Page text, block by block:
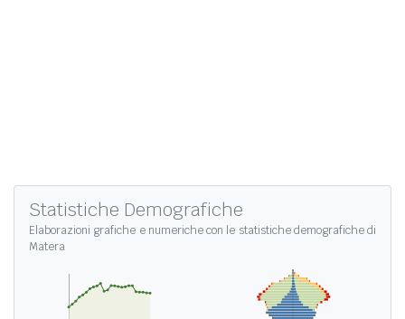
Statistiche Demografiche
Elaborazioni grafiche e numeriche con le statistiche demografiche di
Matera